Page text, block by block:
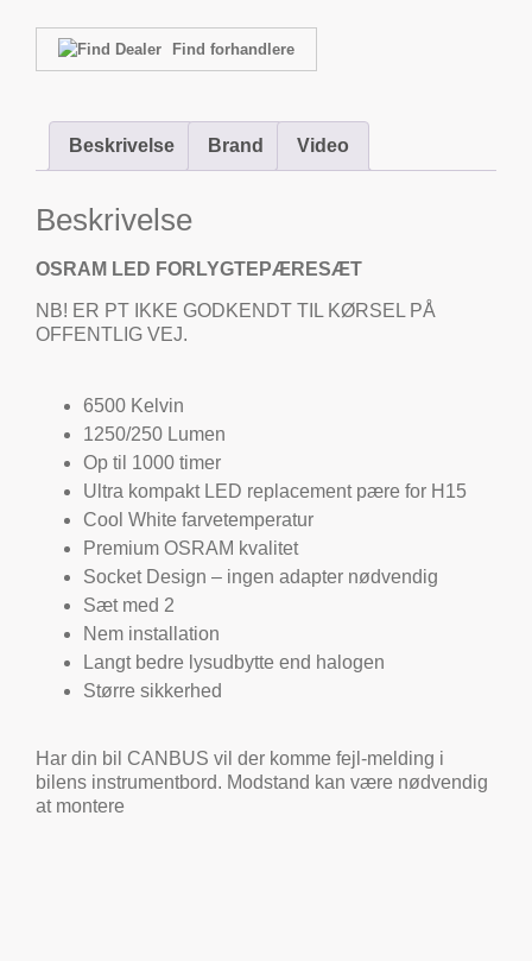
Find forhandlere
Beskrivelse Brand Video
Beskrivelse
OSRAM LED FORLYGTEPÆRESÆT
NB! ER PT IKKE GODKENDT TIL KØRSEL PÅ
OFFENTLIG VEJ.
6500 Kelvin
1250/250 Lumen
Op til 1000 timer
Ultra kompakt LED replacement pære for H15
Cool White farvetemperatur
Premium OSRAM kvalitet
Socket Design – ingen adapter nødvendig
Sæt med 2
Nem installation
Langt bedre lysudbytte end halogen
Større sikkerhed
Har din bil CANBUS vil der komme fejl-melding i
bilens instrumentbord. Modstand kan være nødvendig
at montere